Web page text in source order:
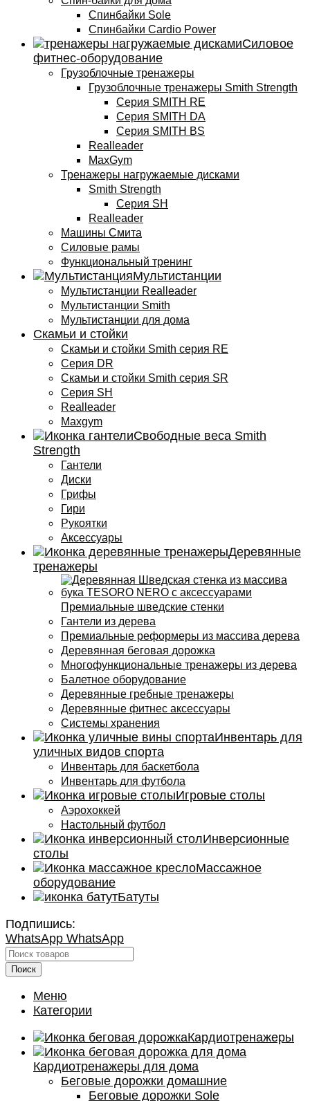
Спинбайки Sole
Спинбайки Cardio Power
Силовое
фитнес-оборудование
Грузоблочные тренажеры
Грузоблочные тренажеры Smith Strength
Серия SMITH RE
Серия SMITH DA
Серия SMITH BS
Realleader
MaxGym
Тренажеры нагружаемые дисками
Smith Strength
Cерия SH
Realleader
Машины Смита
Силовые рамы
Функциональный тренинг
Мультистанции
Мультистанции Realleader
Мультистанции Smith
Мультистанции для дома
Скамьи и стойки
Скамьи и стойки Smith серия RE
Серия DR
Скамьи и стойки Smith серия SR
Серия SH
Realleader
Maxgym
Свободные веса Smith
Strength
Гантели
Диски
Грифы
Гири
Рукоятки
Аксессуары
Деревянные
тренажеры
Премиальные шведские стенки
Гантели из дерева
Премиальные реформеры из массива дерева
Деревянная беговая дорожка
Многофункциональные тренажеры из дерева
Балетное оборудование
Деревянные гребные тренажеры
Деревянные фитнес аксессуары
Системы хранения
Инвентарь для
уличных видов спорта
Инвентарь для баскетбола
Инвентарь для футбола
Игровые столы
Аэрохоккей
Настольный футбол
Инверсионные
столы
Массажное
оборудование
Батуты
Подпишись:
WhatsApp WhatsApp
Поиск
Меню
Категории
Кардиотренажеры
Кардиотренажеры для дома
Беговые дорожки домашние
Беговые дорожки Sole